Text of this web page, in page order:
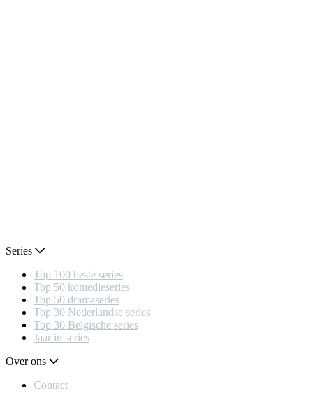
Series
Top 100 beste series
Top 50 komedieseries
Top 50 dramaseries
Top 30 Nederlandse series
Top 30 Belgische series
Jaar in series
Over ons
Contact